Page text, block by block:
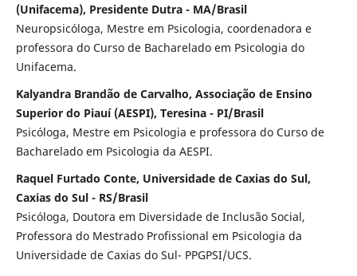
(Unifacema), Presidente Dutra - MA/Brasil
Neuropsicóloga, Mestre em Psicologia, coordenadora e
professora do Curso de Bacharelado em Psicologia do
Unifacema.
Kalyandra Brandão de Carvalho, Associação de Ensino
Superior do Piauí (AESPI), Teresina - PI/Brasil
Psicóloga, Mestre em Psicologia e professora do Curso de
Bacharelado em Psicologia da AESPI.
Raquel Furtado Conte, Universidade de Caxias do Sul,
Caxias do Sul - RS/Brasil
Psicóloga, Doutora em Diversidade de Inclusão Social,
Professora do Mestrado Profissional em Psicologia da
Universidade de Caxias do Sul- PPGPSI/UCS.